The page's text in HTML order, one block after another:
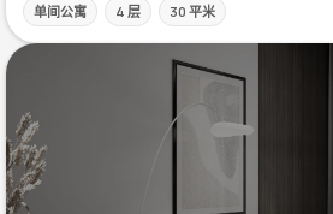
单间公寓 4 层 30 平米